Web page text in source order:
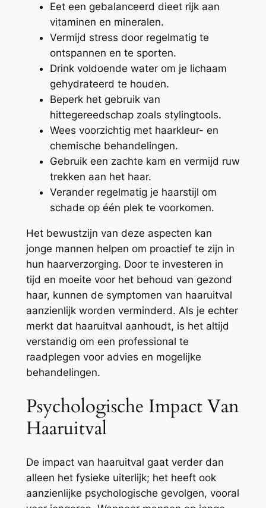
Eet een gebalanceerd dieet rijk aan
vitaminen en mineralen.
Vermijd stress door regelmatig te
ontspannen en te sporten.
Drink voldoende water om je lichaam
gehydrateerd te houden.
Beperk het gebruik van
hittegereedschap zoals stylingtools.
Wees voorzichtig met haarkleur- en
chemische behandelingen.
Gebruik een zachte kam en vermijd ruw
trekken aan het haar.
Verander regelmatig je haarstijl om
schade op één plek te voorkomen.
Het bewustzijn van deze aspecten kan
jonge mannen helpen om proactief te zijn in
hun haarverzorging. Door te investeren in
tijd en moeite voor het behoud van gezond
haar, kunnen de symptomen van haaruitval
aanzienlijk worden verminderd. Als je echter
merkt dat haaruitval aanhoudt, is het altijd
verstandig om een professional te
raadplegen voor advies en mogelijke
behandelingen.
Psychologische Impact Van
Haaruitval
De impact van haaruitval gaat verder dan
alleen het fysieke uiterlijk; het heeft ook
aanzienlijke psychologische gevolgen, vooral